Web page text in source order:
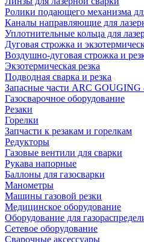
Ролики подающего механизма
Каналы направляющие для
Уплотнительные кольца для
Дуговая строжка и
Воздушно-дуговая строжка и
Экзотермическая резка
Подводная сварка и резка
Запасные части ARC
Газосварочное оборудование
Резаки
Горелки
Запчасти к резакам и горелкам
Редукторы
Газовые вентили для сварки
Рукава напорные
Баллоны для газосварки
Манометры
Машины газовой резки
Медицинское оборудование
Оборудование для
Сетевое оборудование
Сварочные аксессуары